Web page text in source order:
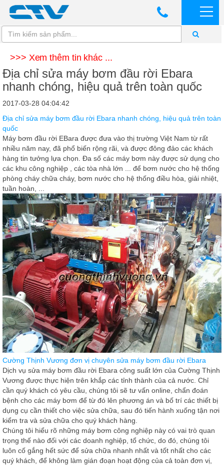
>>> Xem thêm tin khác ...
Địa chỉ sửa máy bơm đầu rời Ebara
nhanh chóng, hiệu quả trên toàn quốc
2017-03-28 04:04:42
Địa chỉ sửa máy bơm đầu rời Ebara nhanh chóng, hiệu quả trên toàn
quốc
Máy bơm đầu rời EBara được đưa vào thị trường Việt Nam từ rất
nhiều năm nay, đã phổ biến rộng rãi, và được đông đảo các khách
hàng tin tưởng lựa chọn. Đa số các máy bơm này được sử dụng cho
các khu công nghiệp , các tòa nhà lớn ... để bơm nước cho hệ thống
phòng cháy chữa cháy, bơm nước cho hệ thống điều hòa, giải nhiệt,
tuần hoàn, ...
Cường Thịnh Vương đơn vị chuyên sửa máy bơm đầu rời Ebara
Dịch vụ sửa máy bơm đầu rời Ebara công suất lớn của Cường Thịnh
Vương được thực hiện trên khắp các tỉnh thành của cả nước. Chỉ
cần quý khách có yêu cầu, chúng tôi sẽ tư vấn online, chẩn đoán
bệnh cho các máy bơm để từ đó lên phương án và bố trí các thiết bị
dụng cụ cần thiết cho việc sửa chữa, sau đó tiến hành xuống tận nơi
kiểm tra và sửa chữa cho quý khách hàng.
Chúng tôi hiểu rõ những máy bơm công nghiệp này có vai trò quan
trọng thế nào đối với các doanh nghiệp, tổ chức, do đó, chúng tôi
luôn cố gắng hết sức để sửa chữa nhanh nhất và tốt nhất cho các
quý khách, để không làm gián đoạn hoạt động của cả toàn đơn vị,